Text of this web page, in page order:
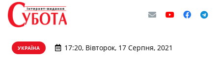
УКРАЇНА 17:20, Вівторок, 17 Серпня, 2021